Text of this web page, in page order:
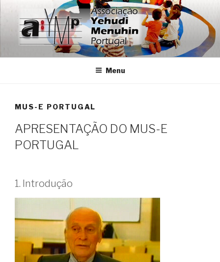
conteúdo
ASSOCIAÇÃO YEHUDI
MENUHIN PORTUGAL
Associação dos Amigos da Fundação Internacional Yehudi
Menu
MUS-E PORTUGAL
APRESENTAÇÃO DO MUS-E
PORTUGAL
1. Introdução